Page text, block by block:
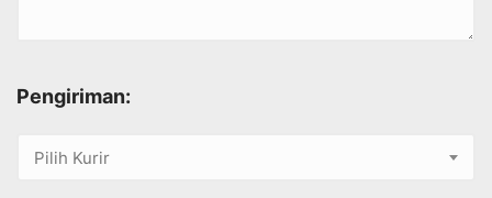
Pengiriman:
Pilih Kurir